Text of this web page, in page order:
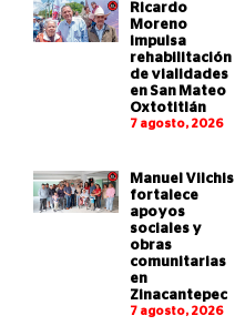
Ricardo
Moreno
impulsa
rehabilitación
de vialidades
en San Mateo
Oxtotitlán
7 agosto, 2026
Manuel Vilchis
fortalece
apoyos
sociales y
obras
comunitarias
en
Zinacantepec
7 agosto, 2026